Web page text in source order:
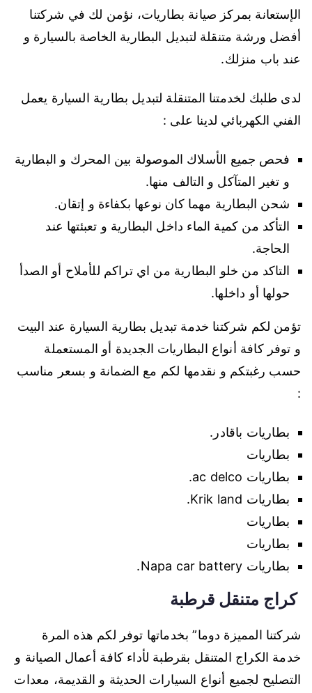
الإستعانة بمركز صيانة بطاريات، نؤمن لك في شركتنا
أفضل ورشة متنقلة لتبديل البطارية الخاصة بالسيارة و
عند باب منزلك.
لدى طلبك لخدمتنا المتنقلة لتبديل بطارية السيارة يعمل
الفني الكهربائي لدينا على :
فحص جميع الأسلاك الموصولة بين المحرك و البطارية
و تغير المتآكل و التالف منها.
شحن البطارية مهما كان نوعها بكفاءة و إتقان.
التأكد من كمية الماء داخل البطارية و تعبئتها عند
الحاجة.
التاكد من خلو البطارية من اي تراكم للأملاح أو الصدأ
حولها أو داخلها.
تؤمن لكم شركتنا خدمة تبديل بطارية السيارة عند البيت
و توفر كافة أنواع البطاريات الجديدة أو المستعملة
حسب رغبتكم و نقدمها لكم مع الضمانة و بسعر مناسب
:
بطاريات باقادر.
بطاريات
بطاريات ac delco.
بطاريات Krik land.
بطاريات
بطاريات
بطاريات Napa car battery.
كراج متنقل قرطبة
شركتنا المميزة دوما” بخدماتها توفر لكم هذه المرة
خدمة الكراج المتنقل بقرطبة لأداء كافة أعمال الصيانة و
التصليح لجميع أنواع السيارات الحديثة و القديمة، معدات